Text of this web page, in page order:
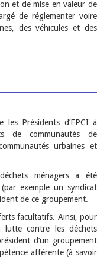
et de mise en valeur de
de réglementer voire
des véhicules et des
Présidents d’EPCI à
de communautés de
urbaines et
ménagers a été
exemple un syndicat
de ce groupement.
facultatifs. Ainsi, pour
lutte contre les déchets
d’un groupement
afférente (à savoir